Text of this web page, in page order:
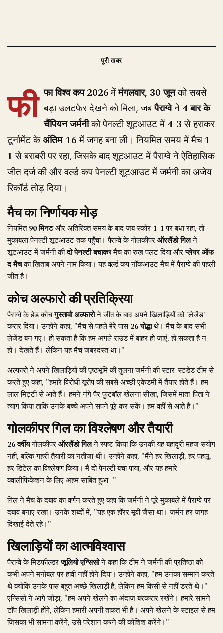
फी फा विश्व कप 2026मेंमंगलवार, 30 जूनको सबसे
बड़ा उलटफेर देखने को मिला, जबपैराग्वेने 4 बार के
चैंपियन जर्मनीको पेनल्टी शूटआउट में 4-3से हराकर
टूर्नामेंट केअंतिम-16में जगह बना ली। नियमित समय में मैच 1-
1 से बराबरी पर रहा, जिसके बाद शूटआउट में पैराग्वे ने ऐतिहासिक
जीत दर्ज की और वर्ल्ड कप पेनल्टी शूटआउट में जर्मनी का अजेय
रिकॉर्ड तोड़ दिया।
मैच का निर्णायक मोड़
नियमित90 मिनटऔर अतिरिक्त समय के बाद जब स्कोर 1-1पर बंधा रहा, तो
मुकाबला पेनल्टी शूटआउट तक पहुँचा। पैराग्वे के गोलकीपरऑरलैंडो गिलने
शूटआउट में जर्मनी कीदो पेनल्टी बचाकरमैच का रुख पलट दिया औरप्लेयर ऑफ
द मैचका खिताब अपने नाम किया। यह वर्ल्ड कप नॉकआउट मैच में पैराग्वे की पहली
जीत है।
कोच अल्फारो की प्रतिक्रिया
पैराग्वे के हेड कोचगुस्तावो अल्फारोने जीत के बाद अपने खिलाड़ियों को 'लेजेंड'
करार दिया। उन्होंने कहा, "मैच से पहले मेरे पास26 योद्धाथे। मैच के बाद सभी
लेजेंड बन गए। हो सकता है कि हम अगले राउंड में बाहर हो जाएं, हो सकता है न
हों। देखते हैं। लेकिन यह मैच जबरदस्त था।"
अल्फारो ने अपने खिलाड़ियों की पृष्ठभूमि की तुलना जर्मनी की स्टार-स्टडेड टीम से
करते हुए कहा, "हमारे विरोधी यूरोप की सबसे अच्छी एकेडमी में तैयार होते हैं। हम
लाल मिट्टी से आते हैं। हमने नंगे पैर फुटबॉल खेलना सीखा, जिसमें माता-पिता ने
त्याग किया ताकि उनके बच्चे अपने सपने पूरे कर सकें। हम वहीं से आते हैं।"
गोलकीपर गिल का विश्लेषण और तैयारी
26 वर्षीयगोलकीपरऑरलैंडो गिलने स्पष्ट किया कि उनकी यह बहादुरी महज संयोग
नहीं, बल्कि गहरी तैयारी का नतीजा थी। उन्होंने कहा, "मैंने हर खिलाड़ी, हर पहलू,
हर डिटेल का विश्लेषण किया। मैं दो पेनल्टी बचा पाया, और यह हमारे
क्वालीफिकेशन के लिए अहम साबित हुआ।"
गिल ने मैच के दबाव का वर्णन करते हुए कहा कि जर्मनी ने पूरे मुकाबले में पैराग्वे पर
दबाव बनाए रखा। उनके शब्दों में, "यह एक हॉरर मूवी जैसा था। जर्मन हर जगह
दिखाई देते रहे।"
खिलाड़ियों का आत्मविश्वास
पैराग्वे के मिडफील्डरजूलियो एन्सिसोने कहा कि टीम ने जर्मनी की प्रतिष्ठा को
कभी अपने मनोबल पर हावी नहीं होने दिया। उन्होंने कहा, "हम उनका सम्मान करते
थे क्योंकि उनके पास बहुत अच्छे खिलाड़ी हैं, लेकिन हम किसी से नहीं डरते थे।"
एन्सिसो ने आगे जोड़ा, "हम अपने खेलने का अंदाज बरकरार रखेंगे। हमारे सामने
टॉप खिलाड़ी होंगे, लेकिन हमारी अपनी ताकत भी है। अपने खेलने के स्टाइल से हम
जिसका भी सामना करेंगे, उसे परेशान करने की कोशिश करेंगे।"